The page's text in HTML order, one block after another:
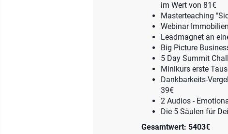
im Wert von 81€
Masterteaching
Webinar
Leadmagnet an
Big Picture
5 Day Summit
Minikurs erste
Dankbarkeits-
39€
2 Audios -
Die 5 Säulen für
Gesamtwert: 5403€